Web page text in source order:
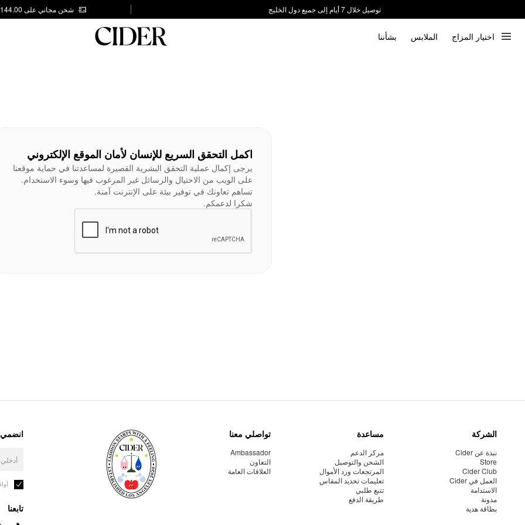
توصيل خلال 7 أيام إلى جميع دول الخليج
شحن مجاني على AED 144.00
اختيار المزاج الملابس بشأننا
اكمل التحقق السريع للإنسان لأمان الموقع الإلكتروني
يرجى إكمال عملية التحقق البشرية القصيرة لمساعدتنا في حماية موقعنا
على الويب من الاحتيال والرسائل غير المرغوب فيها وسوء الاستخدام.
تساهم تعاونك في توفير بيئة على الإنترنت آمنة.
شكرا لدعمكم.
الشركة
نبذة عن Cider
Store
Cider Club
العمل في Cider
الاستدامة
مدونة
بطاقة هدية
مساعدة
مركز الدعم
الشحن والتوصيل
المرتجعات ورد الأموال
تعليمات تحديد المقاس
تتبع طلبي
طريقة الدفع
تواصلي معنا
Ambassador
التعاون
العلاقات العامة
انضمي
تابعنا